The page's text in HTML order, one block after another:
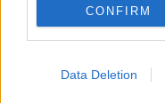
CONFIRM
Data Deletion
Stadio:Anfield (45.276)